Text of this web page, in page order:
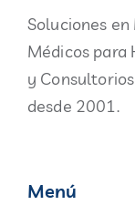
Soluciones
Médicos para
y
desde 2001.
Menú